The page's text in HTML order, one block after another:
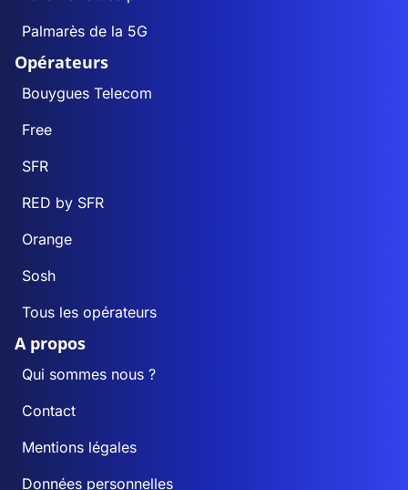
Palmarès de la 5G
Opérateurs
Bouygues Telecom
Free
SFR
RED by SFR
Orange
Sosh
Tous les opérateurs
A propos
Qui sommes nous ?
Contact
Mentions légales
Données personnelles